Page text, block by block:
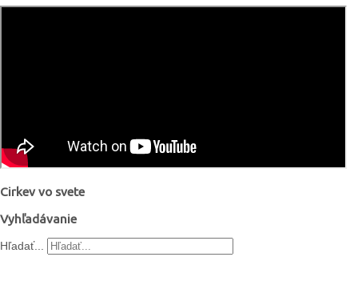
Cirkev vo svete
Vyhľadávanie
Hľadať...